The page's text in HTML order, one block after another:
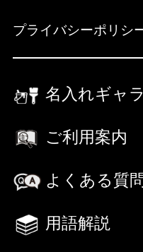
プライバシーポリシ
名入れギャ
ご利用案内
よくある質問
用語解説